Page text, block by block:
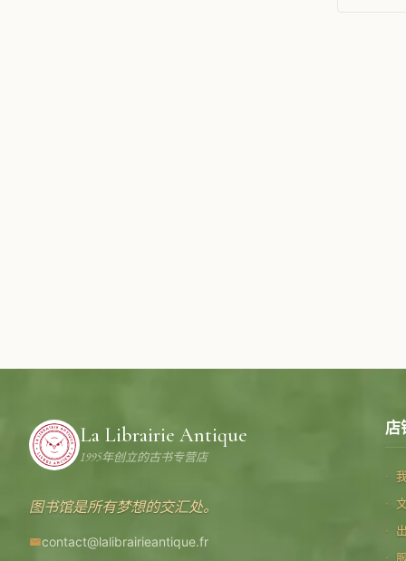
La Librairie Antique
1995年创立的古书专营店
图书馆是所有梦想的交汇处。
contact@lalibrairieantique.fr
店